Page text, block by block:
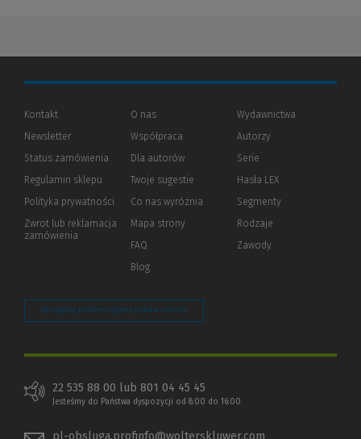
Kontakt
Newsletter
Status zamówienia
Regulamin sklepu
Polityka prywatności (Nowe
(Link
innej
Zwrot lub reklamacja
zamówienia
O nas
Współpraca
Dla autorów(Nowe
(Link
innej
Twoje sugestie
Co nas wyróżnia
Mapa strony
FAQ
Blog
Wydawnictwa
Autorzy
Serie
Hasła LEX
Segmenty
Rodzaje
Zawody
Zarządzaj preferencjami plików cookie
22 535 88 00 lub 801 04 45 45
Jesteśmy do Państwa dyspozycji od 8:00 do 16:00
pl-obsluga.profinfo@wolterskluwer.com